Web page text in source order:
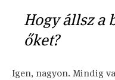
Hogy állsz a
őket?
Igen, nagyon. Mindig